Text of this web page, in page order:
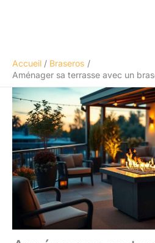
Accueil
Braseros
Aménager sa terrasse avec un